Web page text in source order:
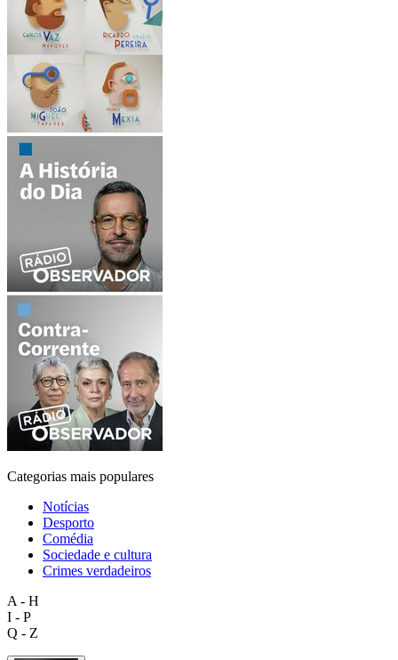
Categorias mais populares
Notícias
Desporto
Comédia
Sociedade e cultura
Crimes verdadeiros
A - H
I - P
Q - Z